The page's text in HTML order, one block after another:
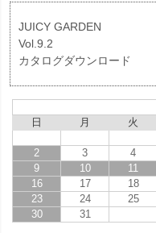
JUICY GARDEN
Vol.9.2
カタログダウンロード
日
月 火
2
3 4
9
10 11
16
17 18
23
24 25
30
31